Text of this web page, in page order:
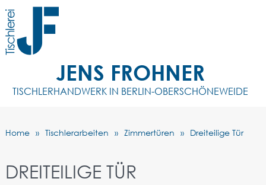
JENS FROHNER
TISCHLERHANDWERK IN BERLIN-OBERSCHÖNEWEIDE
Home Tischlerarbeiten Zimmertüren Dreiteilige Tür
DREITEILIGE TÜR